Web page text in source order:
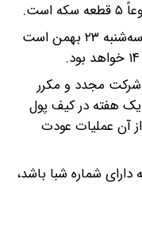
شروع جلسه حراج رأس ساعت ۱۲، روز سه‌شنبه ۲۳ بهمن است
شرکت مجدد و مکرر
یک هفته در کیف پول
آن عملیات عودت
شماره شبا باشد،